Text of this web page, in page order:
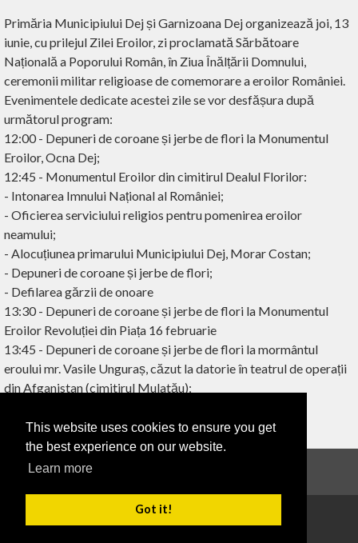
This website uses cookies to ensure you get
the best experience on our website.
Learn more
Got it!
Primăria Municipiului Dej și Garnizoana Dej organizează joi, 13
iunie, cu prilejul Zilei Eroilor, zi proclamată Sărbătoare
Națională a Poporului Român, în Ziua Înălțării Domnului,
ceremonii militar religioase de comemorare a eroilor României.
Evenimentele dedicate acestei zile se vor desfășura după
următorul program:
12:00 - Depuneri de coroane și jerbe de flori la Monumentul
Eroilor, Ocna Dej;
12:45 - Monumentul Eroilor din cimitirul Dealul Florilor:
- Intonarea Imnului Național al României;
- Oficierea serviciului religios pentru pomenirea eroilor
neamului;
- Alocuțiunea primarului Municipiului Dej, Morar Costan;
- Depuneri de coroane și jerbe de flori;
- Defilarea gărzii de onoare
13:30 - Depuneri de coroane și jerbe de flori la Monumentul
Eroilor Revoluției din Piața 16 februarie
13:45 - Depuneri de coroane și jerbe de flori la mormântul
eroului mr. Vasile Unguraș, căzut la datorie în teatrul de operații
din Afganistan (cimitirul Mulatău);
‹ ÎNAPOI
Anunțuri
Copyright 2026